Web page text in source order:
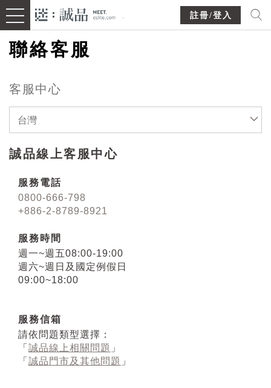
註冊/登入
聯絡客服
客服中心
台灣
誠品線上客服中心
服務電話
0800-666-798
+886-2-8789-8921
服務時間
週一~週五08:00-19:00
週六~週日及國定例假日
09:00~18:00
服務信箱
請依問題類型選擇：
「 誠品線上相關問題 」
「 誠品門市及其他問題 」